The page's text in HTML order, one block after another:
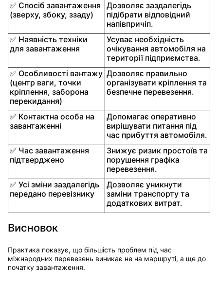
✅ Спосіб завантаження
(зверху, збоку, ззаду)
Дозволяє заздалегідь
підібрати відповідний
напівпричіп.
✅ Наявність техніки
для завантаження
Усуває необхідність
очікування автомобіля на
території підприємства.
✅ Особливості вантажу
(центр ваги, точки
кріплення, заборона
перекидання)
Дозволяє правильно
організувати кріплення та
безпечне перевезення.
✅ Контактна особа на
завантаженні
Допомагає оперативно
вирішувати питання під
час прибуття автомобіля.
✅ Час завантаження
підтверджено
Знижує ризик простоїв та
порушення графіка
перевезення.
✅ Усі зміни заздалегідь
передано перевізнику
Дозволяє уникнути
заміни транспорту та
додаткових витрат.
Висновок
Практика показує, що більшість проблем під час
міжнародних перевезень виникає не на маршруті, а ще до
початку завантаження.